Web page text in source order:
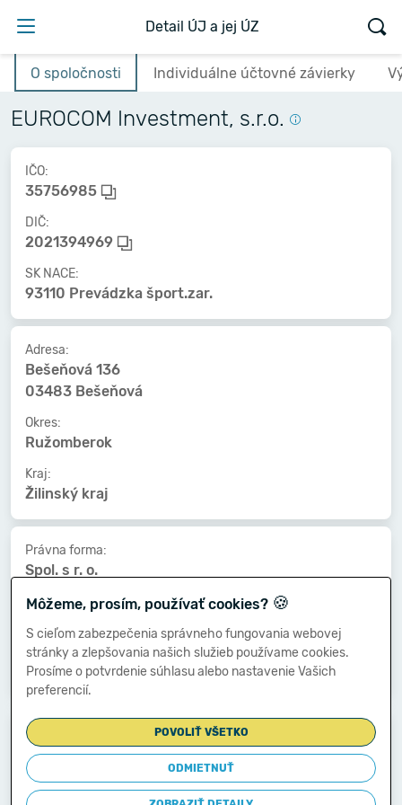
Detail ÚJ a jej ÚZ
O spoločnosti Individuálne účtovné závierky
EUROCOM Investment, s.r.o.
IČO:
35756985
DIČ:
2021394969
SK NACE:
93110 Prevádzka šport.zar.
Adresa:
Bešeňová 136
03483 Bešeňová
Okres:
Ružomberok
Kraj:
Žilinský kraj
Právna forma:
Spol. s r. o.
Kat. veľkosti:
Druh vlastníctva:
Súkromné tuzemské
Dátum vzniku:
30.11.1998
Dátum zániku:
-
Môžeme, prosím, používať cookies? 🍪
S cieľom zabezpečenia správneho fungovania webovej
stránky a zlepšovania našich služieb používame cookies.
Prosíme o potvrdenie súhlasu alebo nastavenie Vašich
preferencií.
POVOLIŤ VŠETKO
ODMIETNUŤ